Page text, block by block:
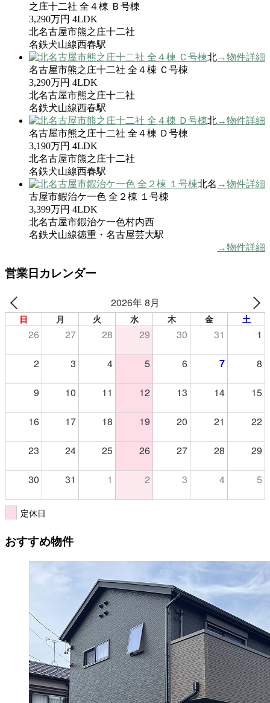
之庄十二社 全４棟 Ｂ号棟
3,290万円 4LDK
北名古屋市熊之庄十二社
名鉄犬山線西春駅
→物件詳細
北
名古屋市熊之庄十二社 全４棟 Ｃ号棟
3,290万円 4LDK
北名古屋市熊之庄十二社
名鉄犬山線西春駅
→物件詳細
北
名古屋市熊之庄十二社 全４棟 Ｄ号棟
3,190万円 4LDK
北名古屋市熊之庄十二社
名鉄犬山線西春駅
→物件詳細
北名
古屋市鍜治ケ一色 全２棟 １号棟
3,399万円 4LDK
北名古屋市鍜治ケ一色村内西
名鉄犬山線徳重・名古屋芸大駅
→物件詳細
営業日カレンダー
2026年 8月
日 月 火 水 木 金 土
26 27 28 29 30 31 1
2 3 4 5 6 7 8
9 10 11 12 13 14 15
16 17 18 19 20 21 22
23 24 25 26 27 28 29
30 31 1 2 3 4 5
定休日
おすすめ物件